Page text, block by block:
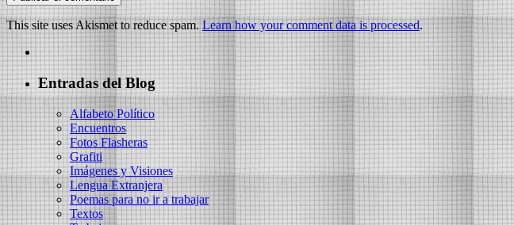
This site uses Akismet to reduce spam.Learn how your comment data is processed.
Entradas del Blog
Alfabeto Político
Encuentros
Fotos Flasheras
Grafiti
Imágenes y Visiones
Lengua Extranjera
Poemas para no ir a trabajar
Textos